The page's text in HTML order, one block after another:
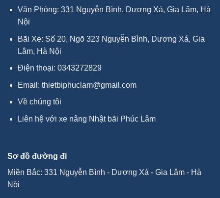
Văn Phòng: 331 Nguyễn Bình, Dương Xá, Gia Lâm, Hà
Nội
Bãi Xe: Số 20, Ngõ 323 Nguyễn Bình, Dương Xá, Gia
Lâm, Hà Nội
Điện thoại: 0343272829
Email: thietbiphuclam@gmail.com
Về chúng tôi
Liên hệ với xe nâng Nhật bãi Phúc Lâm
Sơ đồ đường đi
Miền Bắc: 331 Nguyễn Bình - Dương Xá - Gia Lâm - Hà
Nội